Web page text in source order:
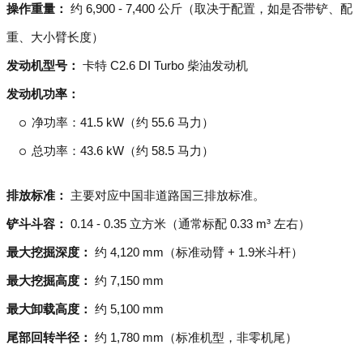
操作重量： 约 6,900 - 7,400 公斤（取决于配置，如是否带铲、配
重、大小臂长度）
发动机型号： 卡特 C2.6 DI Turbo 柴油发动机
发动机功率：
净功率：41.5 kW（约 55.6 马力）
总功率：43.6 kW（约 58.5 马力）
排放标准： 主要对应中国非道路国三排放标准。
铲斗斗容： 0.14 - 0.35 立方米（通常标配 0.33 m³ 左右）
最大挖掘深度： 约 4,120 mm（标准动臂 + 1.9米斗杆）
最大挖掘高度： 约 7,150 mm
最大卸载高度： 约 5,100 mm
尾部回转半径： 约 1,780 mm（标准机型，非零机尾）